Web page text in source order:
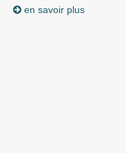
en savoir plus